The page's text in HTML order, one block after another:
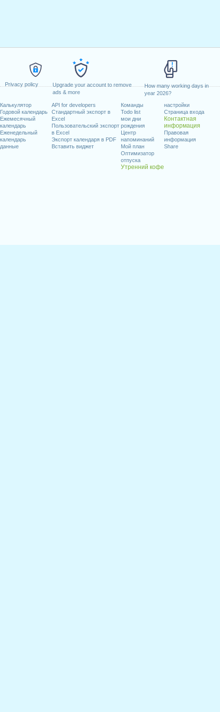
Privacy policy
Upgrade your account to remove
ads & more
How many working days in
year 2026?
Калькулятор
Годовой календарь
Ежемесячный
календарь
Еженедельный
календарь
данные
API for developers
Стандартный экспорт в
Excel
Пользовательский экспорт
в Excel
Экспорт календаря в PDF
Вставить виджет
Команды
Todo list
мои дни
рождения
Центр
напоминаний
Мой план
Оптимизатор
отпуска
Утренний кофе
настройки
Страница входа
Контактная
информация
Правовая
информация
Share